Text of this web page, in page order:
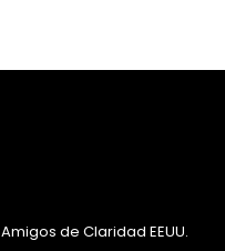
de Claridad EEUU.